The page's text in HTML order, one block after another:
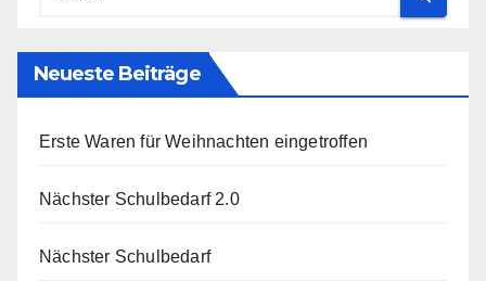
Neueste Beiträge
Erste Waren für Weihnachten eingetroffen
Nächster Schulbedarf 2.0
Nächster Schulbedarf